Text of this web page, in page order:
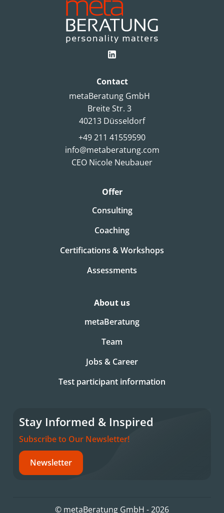
Contact
metaBeratung GmbH
Breite Str. 3
40213 Düsseldorf
+49 211 41559590
info@metaberatung.com
CEO Nicole Neubauer
Offer
Consulting
Coaching
Certifications & Workshops
Assessments
About us
metaBeratung
Team
Jobs & Career
Test participant information
Stay Informed & Inspired
Subscribe to Our Newsletter!
Newsletter
© metaBeratung GmbH - 2026